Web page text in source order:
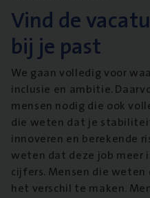
Vind de
bij je past
We gaan volledig voor
inclusie en ambitie.
mensen nodig die ook
die weten dat je
innoveren en berekende
weten dat deze job meer
cijfers. Mensen die
het verschil te maken.